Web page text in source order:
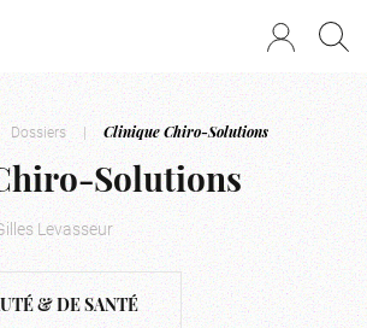
Dossiers | Clinique Chiro-Solutions
Solutions
Levasseur
& DE SANTÉ